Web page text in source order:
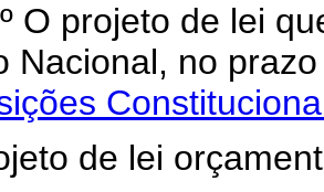
O projeto de lei
Nacional, no
de lei